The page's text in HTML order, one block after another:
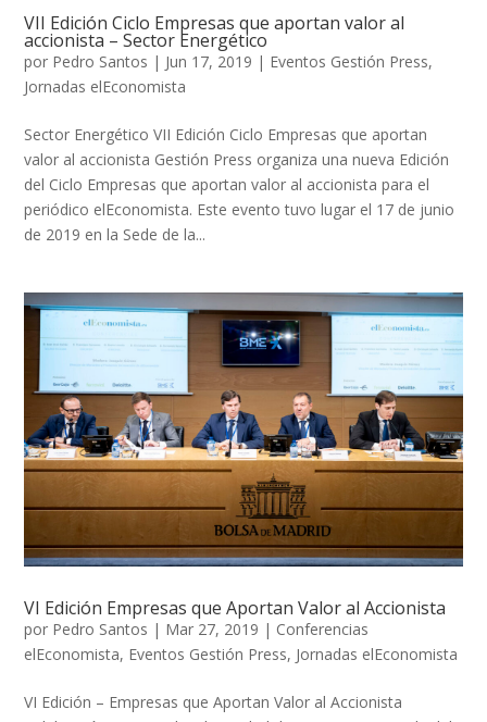
VII Edición Ciclo Empresas que aportan valor al
accionista – Sector Energético
por Pedro Santos | Jun 17, 2019 | Eventos Gestión Press,
Jornadas elEconomista
Sector Energético VII Edición Ciclo Empresas que aportan
valor al accionista Gestión Press organiza una nueva Edición
del Ciclo Empresas que aportan valor al accionista para el
periódico elEconomista. Este evento tuvo lugar el 17 de junio
de 2019 en la Sede de la...
VI Edición Empresas que Aportan Valor al Accionista
por Pedro Santos | Mar 27, 2019 | Conferencias
elEconomista, Eventos Gestión Press, Jornadas elEconomista
VI Edición – Empresas que Aportan Valor al Accionista